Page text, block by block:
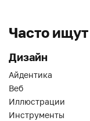
Часто ищут
Дизайн
Айдентика
Веб
Иллюстрации
Инструменты